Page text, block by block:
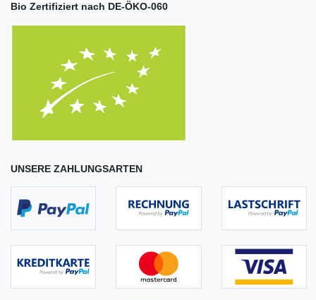
Bio Zertifiziert nach DE-ÖKO-060
UNSERE ZAHLUNGSARTEN